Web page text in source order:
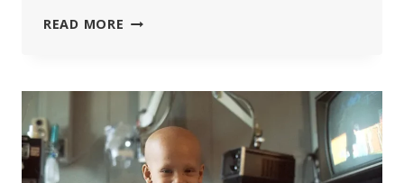
READ MORE TODOS
NARRATIVA
DA
“COVID”
SÃO
FALSOS!